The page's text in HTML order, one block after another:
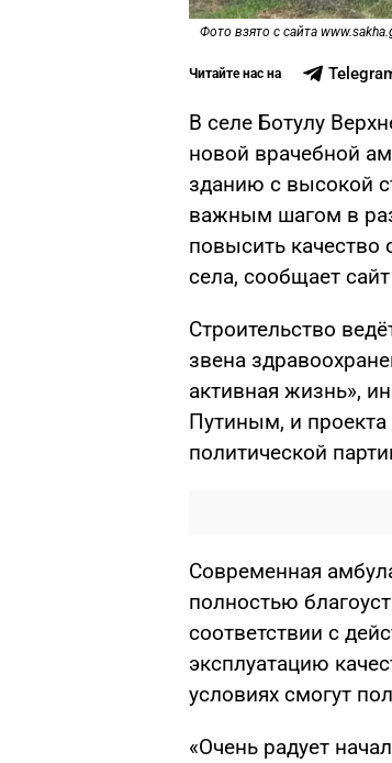
Фото взято с сайта
Читайте нас на
В селе Ботулу
новой врачебной
зданию с высокой
важным шагом в
повысить
села, сообщает
Строительство
звена
активная жизнь»,
Путиным, и
политической
Современная
полностью
соответствии с
эксплуатацию
условиях смогут
«Очень радует